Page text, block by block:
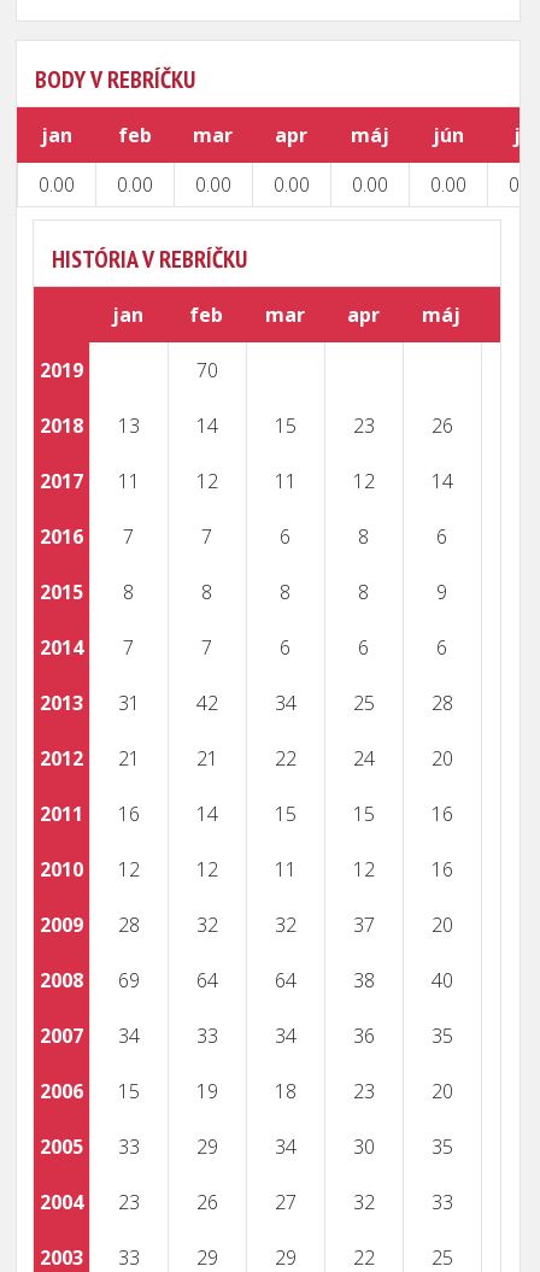
BODY V REBRÍČKU
jan feb mar apr máj jún
júl
0.00
0.00 0.00 0.00 0.00 0.00
HISTÓRIA V REBRÍČKU
jan feb mar apr máj
2019 70
2018 13 14 15 23 26
2017 11 12 11 12 14
2016 7 7 6 8 6
2015 8 8 8 8 9
2014 7 7 6 6 6
2013 31 42 34 25 28
2012 21 21 22 24 20
2011 16 14 15 15 16
2010 12 12 11 12 16
2009 28 32 32 37 20
2008 69 64 64 38 40
2007 34 33 34 36 35
2006 15 19 18 23 20
2005 33 29 34 30 35
2004 23 26 27 32 33
2003 33 29 29 22 25